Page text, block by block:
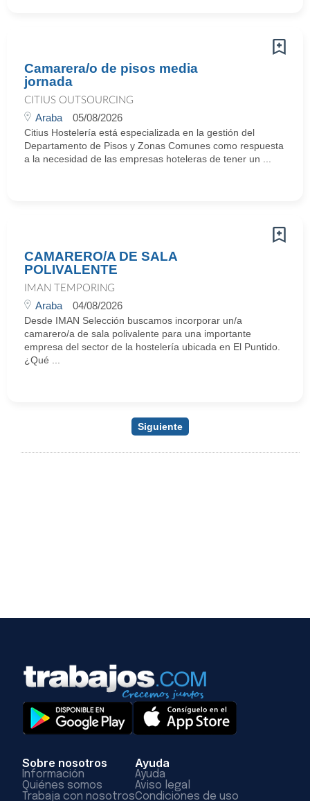
Camarera/o de pisos media
jornada
CITIUS OUTSOURCING
Araba 05/08/2026
Citius Hostelería está especializada en la gestión del
Departamento de Pisos y Zonas Comunes como respuesta
a la necesidad de las empresas hoteleras de tener un ...
CAMARERO/A DE SALA
POLIVALENTE
IMAN TEMPORING
Araba 04/08/2026
Desde IMAN Selección buscamos incorporar un/a
camarero/a de sala polivalente para una importante
empresa del sector de la hostelería ubicada en El Puntido.
¿Qué ...
Siguiente
Sobre nosotros
Información
Quiénes somos
Trabaja con nosotros
Ayuda
Ayuda
Aviso legal
Condiciones de uso